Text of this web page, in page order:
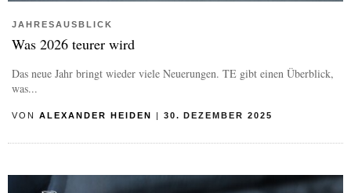
JAHRESAUSBLICK
Was 2026 teurer wird
Das neue Jahr bringt wieder viele Neuerungen. TE gibt einen Überblick,
was...
VON ALEXANDER HEIDEN | 30. DEZEMBER 2025